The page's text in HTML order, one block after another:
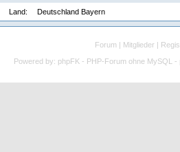
Land: Deutschland Bayern
Forum | Mitglieder |
Powered by: phpFK - PHP-Forum ohne MySQL -